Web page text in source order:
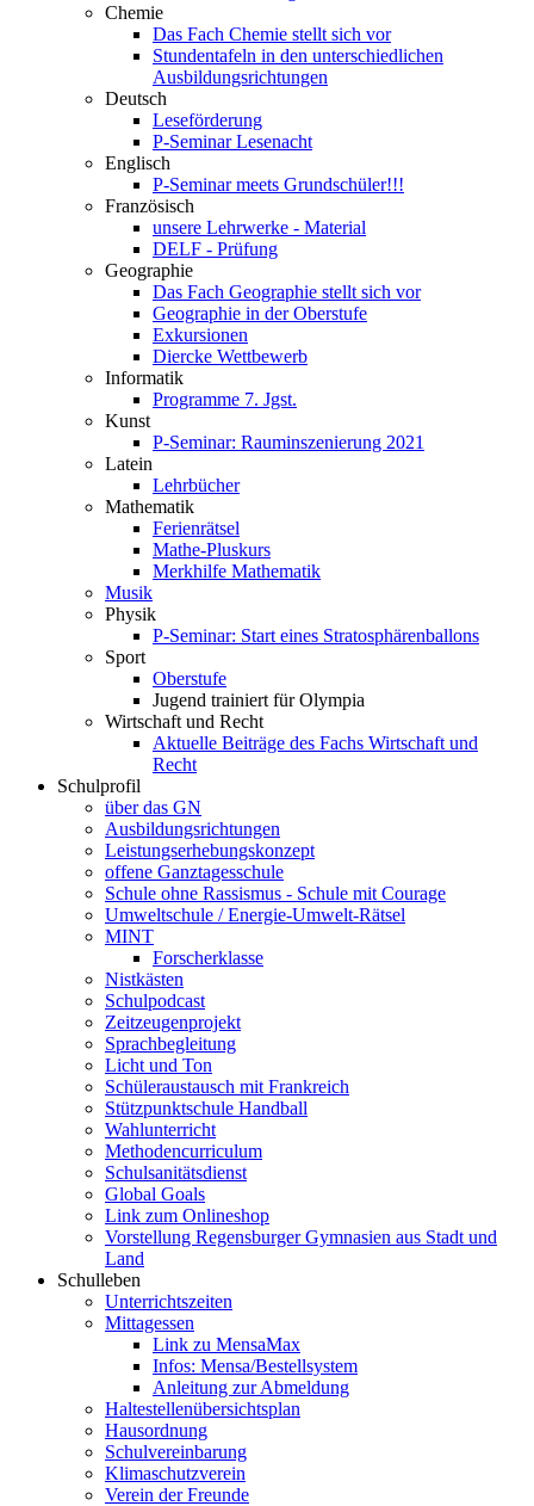
Chemie
Das Fach Chemie stellt sich vor
Stundentafeln in den unterschiedlichen
Ausbildungsrichtungen
Deutsch
Leseförderung
P-Seminar Lesenacht
Englisch
P-Seminar meets Grundschüler!!!
Französisch
unsere Lehrwerke - Material
DELF - Prüfung
Geographie
Das Fach Geographie stellt sich vor
Geographie in der Oberstufe
Exkursionen
Diercke Wettbewerb
Informatik
Programme 7. Jgst.
Kunst
P-Seminar: Rauminszenierung 2021
Latein
Lehrbücher
Mathematik
Ferienrätsel
Mathe-Pluskurs
Merkhilfe Mathematik
Musik
Physik
P-Seminar: Start eines Stratosphärenballons
Sport
Oberstufe
Jugend trainiert für Olympia
Wirtschaft und Recht
Aktuelle Beiträge des Fachs Wirtschaft und
Recht
Schulprofil
über das GN
Ausbildungsrichtungen
Leistungserhebungskonzept
offene Ganztagesschule
Schule ohne Rassismus - Schule mit Courage
Umweltschule / Energie-Umwelt-Rätsel
MINT
Forscherklasse
Nistkästen
Schulpodcast
Zeitzeugenprojekt
Sprachbegleitung
Licht und Ton
Schüleraustausch mit Frankreich
Stützpunktschule Handball
Wahlunterricht
Methodencurriculum
Schulsanitätsdienst
Global Goals
Link zum Onlineshop
Vorstellung Regensburger Gymnasien aus Stadt und
Land
Schulleben
Unterrichtszeiten
Mittagessen
Link zu MensaMax
Infos: Mensa/Bestellsystem
Anleitung zur Abmeldung
Haltestellenübersichtsplan
Hausordnung
Schulvereinbarung
Klimaschutzverein
Verein der Freunde